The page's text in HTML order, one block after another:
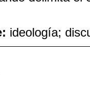
ideología;